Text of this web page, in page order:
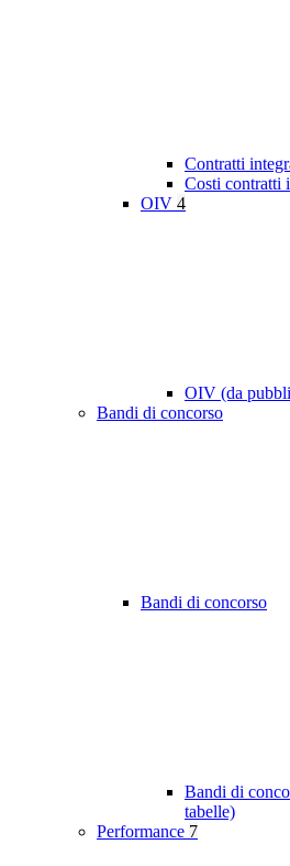
Contratti
Costi contratti
OIV 4
OIV (da
Bandi di concorso
Bandi di concorso
Bandi di
tabelle)
Performance 7